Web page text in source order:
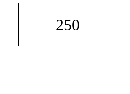
250